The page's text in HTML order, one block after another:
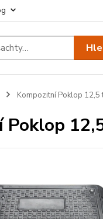
Kompozitní Poklop
Poklop